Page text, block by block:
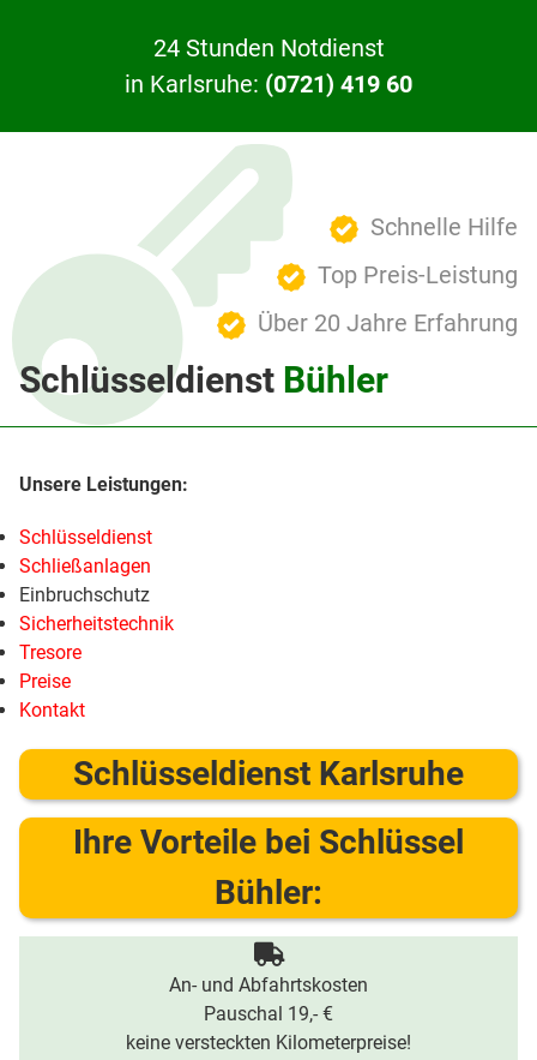
24 Stunden Notdienst
in Karlsruhe: (0721) 419 60
Schnelle Hilfe
Top Preis-Leistung
Über 20 Jahre Erfahrung
Schlüsseldienst Bühler
Schlüsseldienst
Schließanlagen
Einbruchschutz
Sicherheitstechnik
Tresore
Preise
Kontakt
Schlüsseldienst Karlsruhe
Ihre Vorteile bei Schlüssel
Bühler:
An- und Abfahrtskosten
Pauschal 19,- €
keine versteckten Kilometerpreise!